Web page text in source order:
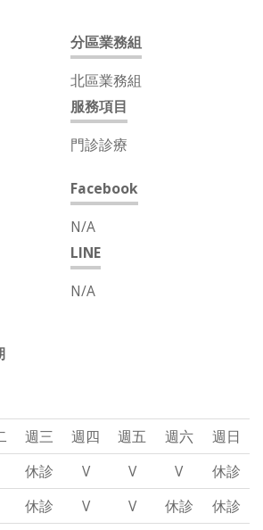
分區業務組
北區業務組
服務項目
門診診療
Facebook
N/A
LINE
N/A
週三 週四 週五 週六
週日
休診 V V V
休診
休診 V V 休診
休診